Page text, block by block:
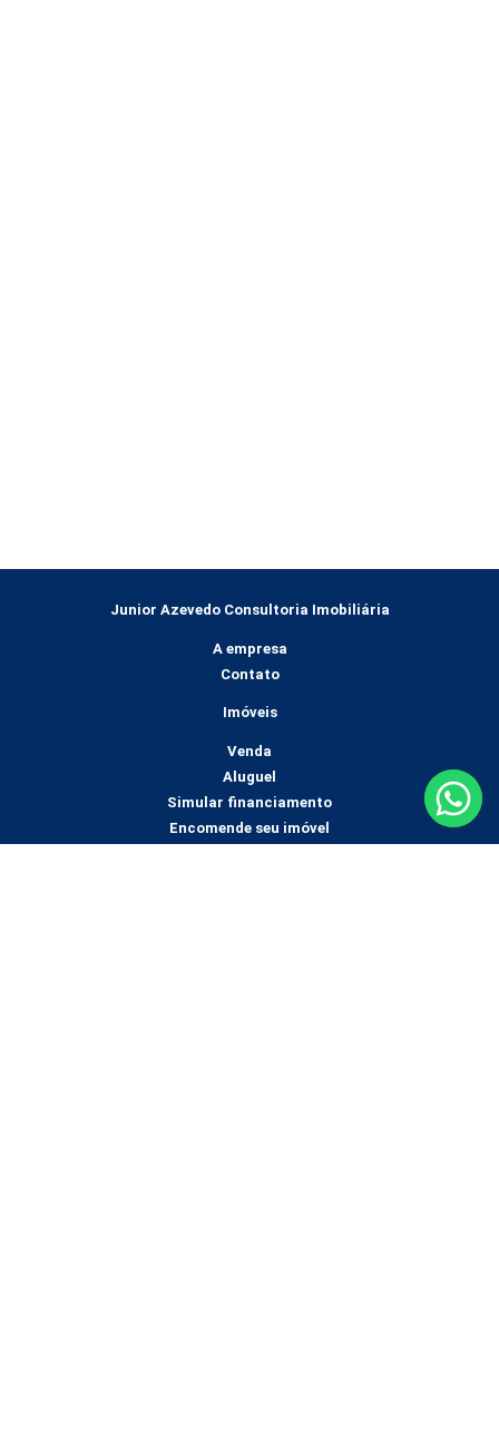
Junior Azevedo Consultoria Imobiliária
A empresa
Contato
Imóveis
Venda
Aluguel
Simular financiamento
Encomende seu imóvel